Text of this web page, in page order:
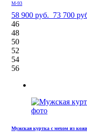
М-93
58 900 руб. 73 700
46
48
50
52
54
56
Мужская куртка с мехом из